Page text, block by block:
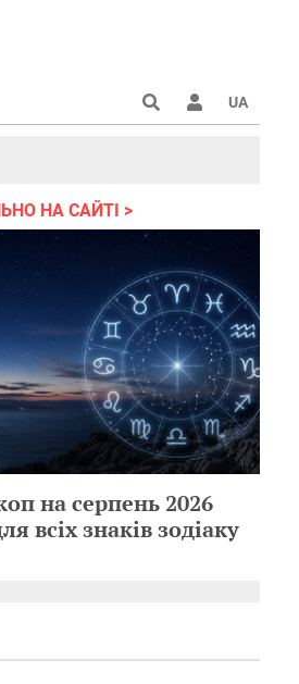
UA
2022
НА САЙТІ
на серпень 2026
всіх знаків зодіаку